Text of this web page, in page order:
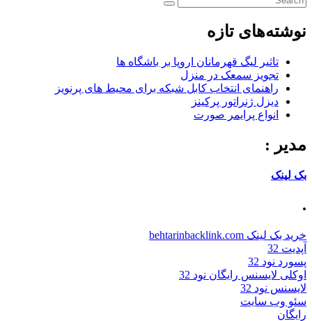
نوشته‌های تازه
تاثیر لیگ قهرمانان اروپا بر باشگاه ها
تجویز سمعک در منزل
راهنمای انتخاب کابل شبکه برای محیط های پرنویز
دیزل ژنراتور پرکینز
انواع پرایمر صورت
مدیر :
بک لینک
.
خرید بک لینک behtarinbacklink.com
آپدیت 32
پسورد نود 32
اوکلی لایسنس رایگان نود 32
لایسنس نود 32
سئو وب سایت
رایگان